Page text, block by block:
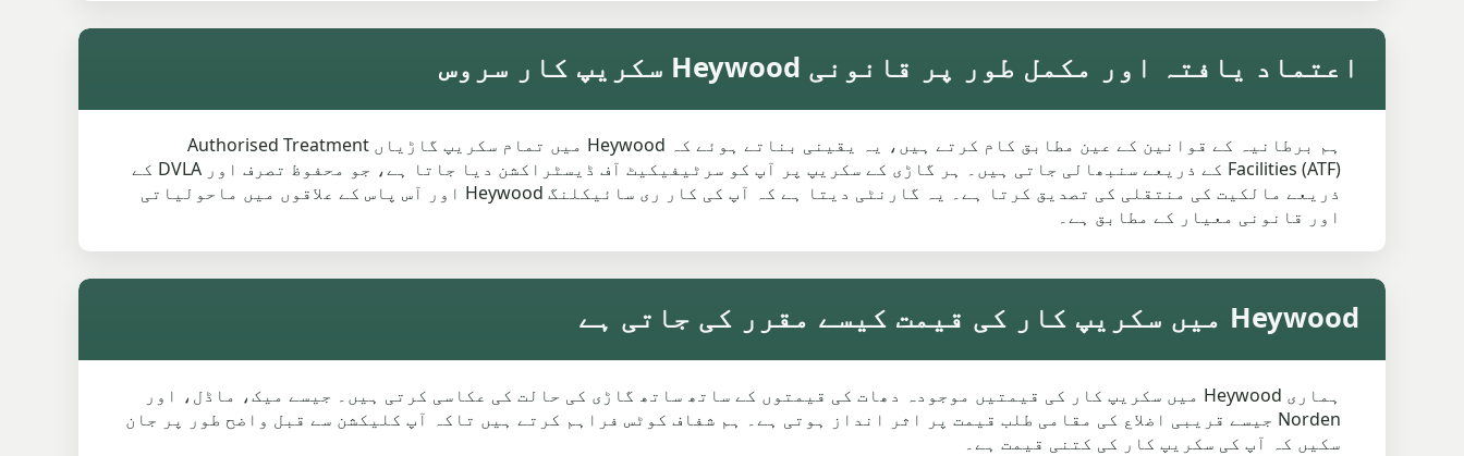
اعتماد یافتہ اور مکمل طور پر قانونی Heywood سکریپ کار سروس
ہم برطانیہ کے قوانین کے عین مطابق کام کرتے ہیں، یہ یقینی بناتے ہوئے کہ Heywood میں تمام سکریپ گاڑیاں Authorised Treatment
Facilities (ATF) کے ذریعے سنبھالی جاتی ہیں۔ ہر گاڑی کے سکریپ پر آپ کو سرٹیفیکیٹ آف ڈیسٹراکشن دیا جاتا ہے، جو محفوظ تصرف اور DVLA کے
ذریعے مالکیت کی منتقلی کی تصدیق کرتا ہے۔ یہ گارنٹی دیتا ہے کہ آپ کی کار ری سائیکلنگ Heywood اور آس پاس کے علاقوں میں ماحولیاتی
اور قانونی معیار کے مطابق ہے۔
Heywood میں سکریپ کار کی قیمت کیسے مقرر کی جاتی ہے
ہماری Heywood میں سکریپ کار کی قیمتیں موجودہ دھات کی قیمتوں کے ساتھ ساتھ گاڑی کی حالت کی عکاسی کرتی ہیں۔ جیسے میک، ماڈل، اور
Norden جیسے قریبی اضلاع کی مقامی طلب قیمت پر اثر انداز ہوتی ہے۔ ہم شفاف کوٹس فراہم کرتے ہیں تاکہ آپ کلیکشن سے قبل واضح طور پر جان
سکیں کہ آپ کی سکریپ کار کی کتنی قیمت ہے۔